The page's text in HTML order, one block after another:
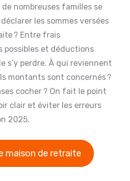
de nombreuses familles se
les sommes versées
? Entre frais
possibles et déductions
s’y perdre. À qui reviennent
montants sont concernés ?
cocher ? On fait le point
clair et éviter les erreurs
2025.
maison de retraite